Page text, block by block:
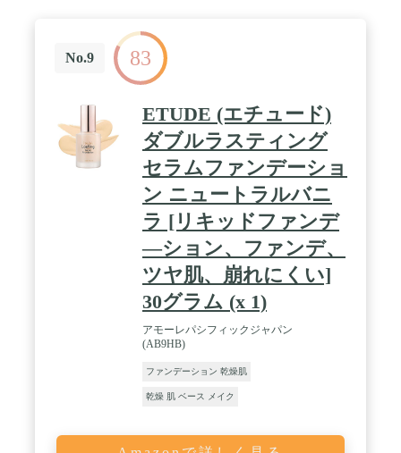
No.9 83
ETUDE (エチュード)
ダブルラスティング
セラムファンデーショ
ン ニュートラルバニ
ラ [リキッドファンデ
―ション、ファンデ、
ツヤ肌、崩れにくい]
30グラム (x 1)
アモーレパシフィックジャパン
(AB9HB)
ファンデーション 乾燥肌
乾燥 肌 ベース メイク